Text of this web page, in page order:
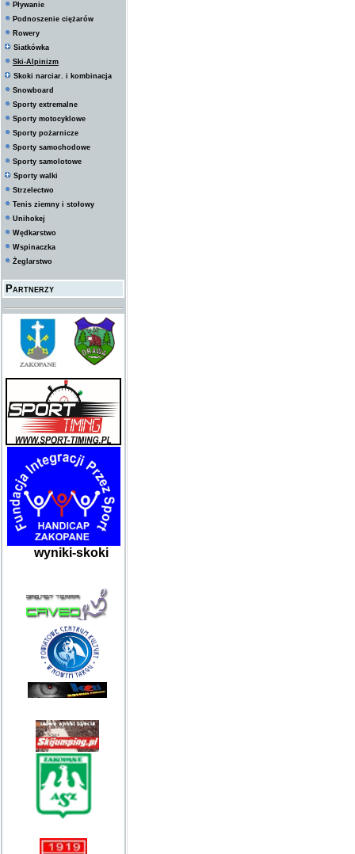
Pływanie
Podnoszenie ciężarów
Rowery
Siatkówka
Ski-Alpinizm
Skoki narciar. i kombinacja
Snowboard
Sporty extremalne
Sporty motocyklowe
Sporty pożarnicze
Sporty samochodowe
Sporty samolotowe
Sporty walki
Strzelectwo
Tenis ziemny i stołowy
Unihokej
Wędkarstwo
Wspinaczka
Żeglarstwo
Partnerzy
wyniki-skoki